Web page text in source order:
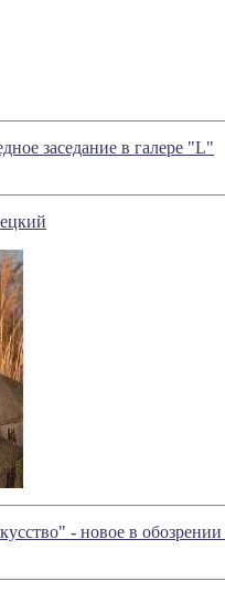
заседание в галере "L"
- новое в